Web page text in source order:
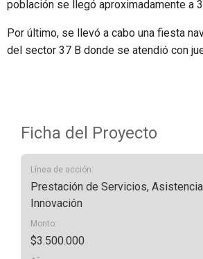
población se llegó aproximadamente a
Por último, se llevó a cabo una fiesta
del sector 37 B donde se atendió con
Ficha del Proyecto
Línea de acción:
Prestación de Servicios,
Innovación
Monto:
$3.500.000